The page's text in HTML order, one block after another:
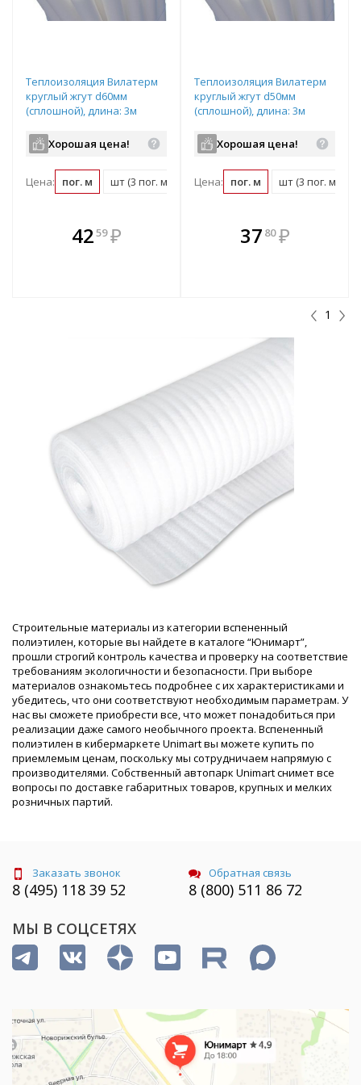
Теплоизоляция Вилатерм
круглый жгут d60мм
(сплошной), длина: 3м
Хорошая цена!
Цена: пог. м шт (3 пог. м) упаковка (90 пог. м)
4259 ₽
В комплекте
всегда выгоднее!
Теплоизоляция Вилатерм
круглый жгут d50мм
(сплошной), длина: 3м
Хорошая цена!
Цена: пог. м шт (3 пог. м)
В комплекте
всегда выгоднее!
37 80 ₽
1
Строительные материалы из категории вспененный
полиэтилен, которые вы найдете в каталоге “Юнимарт”,
прошли строгий контроль качества и проверку на соответствие
требованиям экологичности и безопасности. При выборе
материалов ознакомьтесь подробнее с их характеристиками и
убедитесь, что они соответствуют необходимым параметрам. У
нас вы сможете приобрести все, что может понадобиться при
реализации даже самого необычного проекта. Вспененный
полиэтилен в кибермаркете Unimart вы можете купить по
приемлемым ценам, поскольку мы сотрудничаем напрямую с
производителями. Собственный автопарк Unimart снимет все
вопросы по доставке габаритных товаров, крупных и мелких
розничных партий.
Заказать звонок
8 (495) 118 39 52
Обратная связь
8 (800) 511 86 72
МЫ В СОЦСЕТЯХ